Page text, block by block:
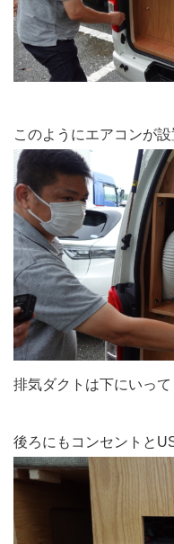
このようにエアコンが設
排気ダクトは下にいって
後ろにもコンセントと